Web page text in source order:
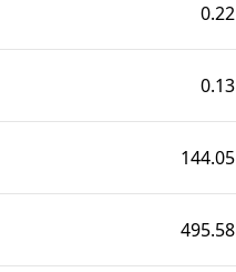
0.22
0.13
144.05
495.58